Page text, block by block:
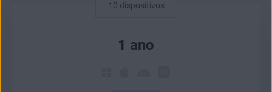
10 dispositivos
1 ano